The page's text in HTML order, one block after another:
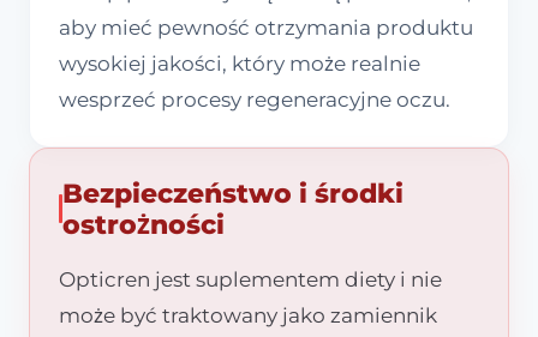
aby mieć pewność otrzymania produktu
wysokiej jakości, który może realnie
wesprzeć procesy regeneracyjne oczu.
Bezpieczeństwo i środki
ostrożności
Opticren jest suplementem diety i nie
może być traktowany jako zamiennik